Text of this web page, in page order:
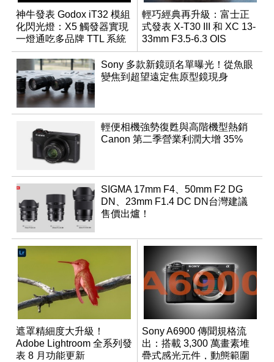
神牛發表 Godox iT32 模組
化閃光燈：X5 觸發器實現
一燈通吃多品牌 TTL 系統
輕巧經典再升級：富士正
式發表 X-T30 III 和 XC 13-
33mm F3.5-6.3 OIS
Sony 多款新鏡頭名單曝光！從魚眼
變焦到超望遠定焦原型鏡現身
輕便相機強勢復甦與高階機型熱銷
Canon 第二季營業利潤大增 35%
SIGMA 17mm F4、50mm F2 DG
DN、23mm F1.4 DC DN台灣建議
售價出爐！
遮罩精細度大升級！
Adobe Lightroom 全系列發
表 8 月功能更新
Sony A6900 傳聞規格流
出：搭載 3,300 萬畫素堆
疊式感光元件，動態範圍